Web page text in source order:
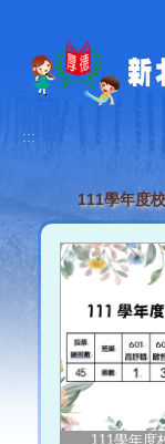
容:::
111學年度
111學年度